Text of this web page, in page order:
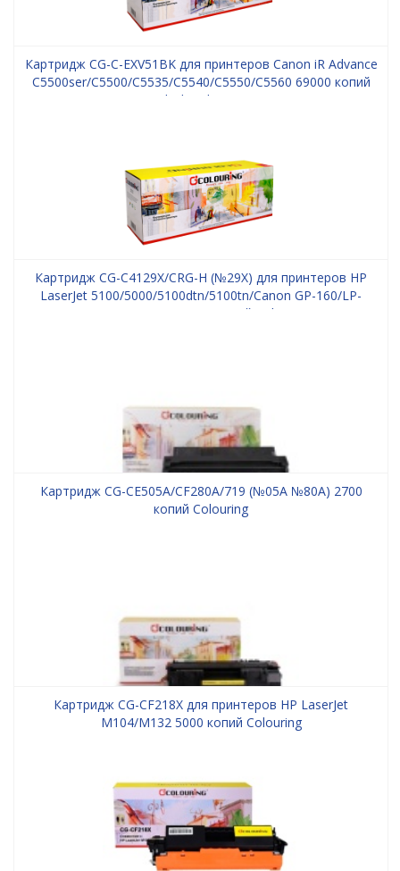
Картридж CG-C-EXV51BK для принтеров Canon iR Advance
C5500ser/С5500/С5535/С5540/С5550/С5560 69000 копий
Black Colouring
Картридж CG-C4129X/CRG-H (№29X) для принтеров HP
LaserJet 5100/5000/5100dtn/5100tn/Canon GP-160/LP-
3000/LP-3010 10000 копий Colouring
Картридж CG-CE505A/CF280A/719 (№05A №80A) 2700
копий Colouring
Картридж CG-CF218X для принтеров HP LaserJet
M104/M132 5000 копий Colouring